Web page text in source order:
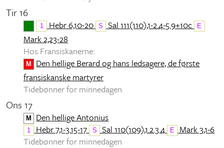
Tir 16
1 Hebr 6,10-20 S Sal 111(110),1-2.4-5.9+10c E
Mark 2,23-28
Hos Fransiskanerne:
M
Den hellige Berard og hans ledsagere, de første
fransiskanske martyrer
Tidebønner for minnedagen
Ons 17
M Den hellige Antonius
1 Hebr 7,1-3.15-17 S Sal 110(109),1.2.3.4 E
Mark 3,1-6
Tidebønner for minnedagen